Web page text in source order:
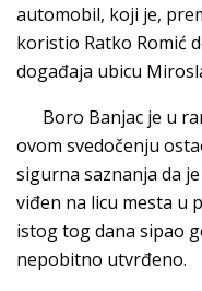
automobil, koji je,
koristio Ratko Romić
događaja ubicu
Boro Banjac je u
ovom svedočenju
sigurna saznanja da
viđen na licu mesta u
istog tog dana sipao
nepobitno utvrđeno.